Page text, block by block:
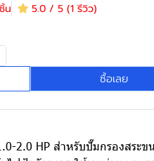
น 5.0 / 5 (1 รีวิว)
ซื้อเลย
2.0 HP สำหรับปั๊มกรองสระข